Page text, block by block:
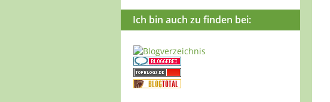
Ich bin auch zu finden bei: